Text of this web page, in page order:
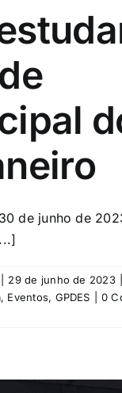
de junho de
29 de junho de 2023
, Eventos, GPDES
0